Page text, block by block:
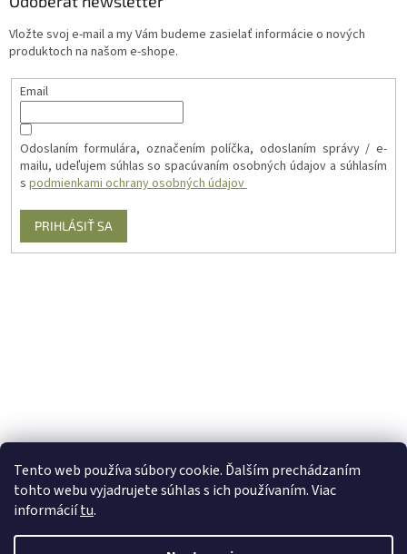
Tento web používa súbory cookie. Ďalším prechádzaním
tohto webu vyjadrujete súhlas s ich používaním. Viac
informáciítu.
Vložte svoj e-mail a my Vám budeme zasielať informácie o nových
produktoch na našom e-shope.
Email
Odoslaním formulára, označením políčka, odoslaním správy / e-
mailu, udeľujem súhlas so spacúvaním osobných údajov a súhlasím
s podmienkami ochrany osobných údajov
PRIHLÁSIŤ SA